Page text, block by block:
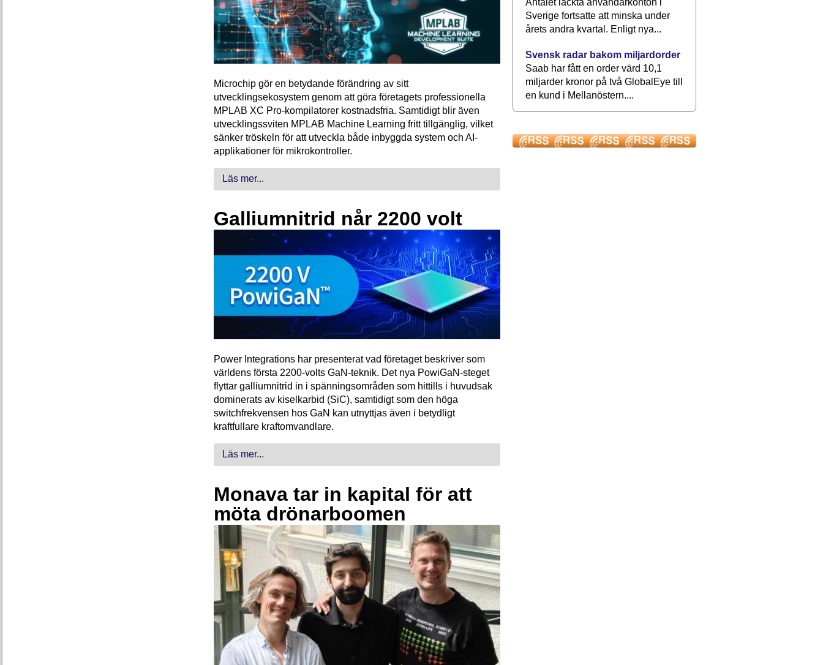
Microchip gör en betydande förändring av sitt
utvecklingsekosystem genom att göra företagets professionella
MPLAB XC Pro-kompilatorer kostnadsfria. Samtidigt blir även
utvecklingssviten MPLAB Machine Learning fritt tillgänglig, vilket
sänker tröskeln för att utveckla både inbyggda system och AI-
applikationer för mikrokontroller.
Läs mer...
Galliumnitrid når 2200 volt
Power Integrations har presenterat vad företaget beskriver som
världens första 2200-volts GaN-teknik. Det nya PowiGaN-steget
flyttar galliumnitrid in i spänningsområden som hittills i huvudsak
dominerats av kiselkarbid (SiC), samtidigt som den höga
switchfrekvensen hos GaN kan utnyttjas även i betydligt
kraftfullare kraftomvandlare.
Läs mer...
Monava tar in kapital för att
möta drönarboomen
Antalet läckta användarkonton i
Sverige fortsatte att minska under
årets andra kvartal. Enligt nya...
Svensk radar bakom miljardorder
Saab har fått en order värd 10,1
miljarder kronor på två GlobalEye till
en kund i Mellanöstern....